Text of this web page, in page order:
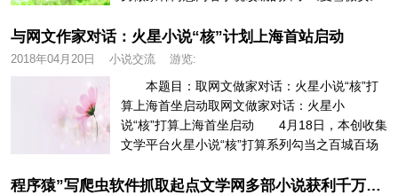
与网文作家对话：火星小说“核”计划上海首站启动
2018年04月20日 小说交流 游览:
本题目：取网文做家对话：火星小说“核”打
算上海首坐启动取网文做家对话：火星小
说“核”打算上海首坐启动 4月18日，本创收集
文学平台火星小说“核”打算系列勾当之百城百场
程序猿”写爬虫软件抓取起点文学网多部小说获利千万被起诉赔偿可能“倾家荡产？